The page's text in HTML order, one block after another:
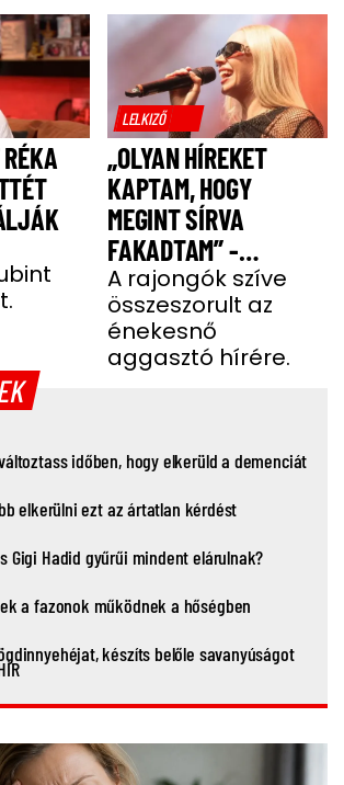
LELKIZŐ
„OLYAN HÍREKET
KAPTAM, HOGY
MEGINT SÍRVA
FAKADTAM” -
TELJESEN ÖSSZETÖRT
MISS MOOD
A rajongók szíve
összeszorult az
énekesnő
aggasztó hírére.
időben, hogy elkerüld a demenciát
elkerülni ezt az ártatlan kérdést
Gigi Hadid gyűrűi mindent elárulnak?
a fazonok működnek a hőségben
készíts belőle savanyúságot